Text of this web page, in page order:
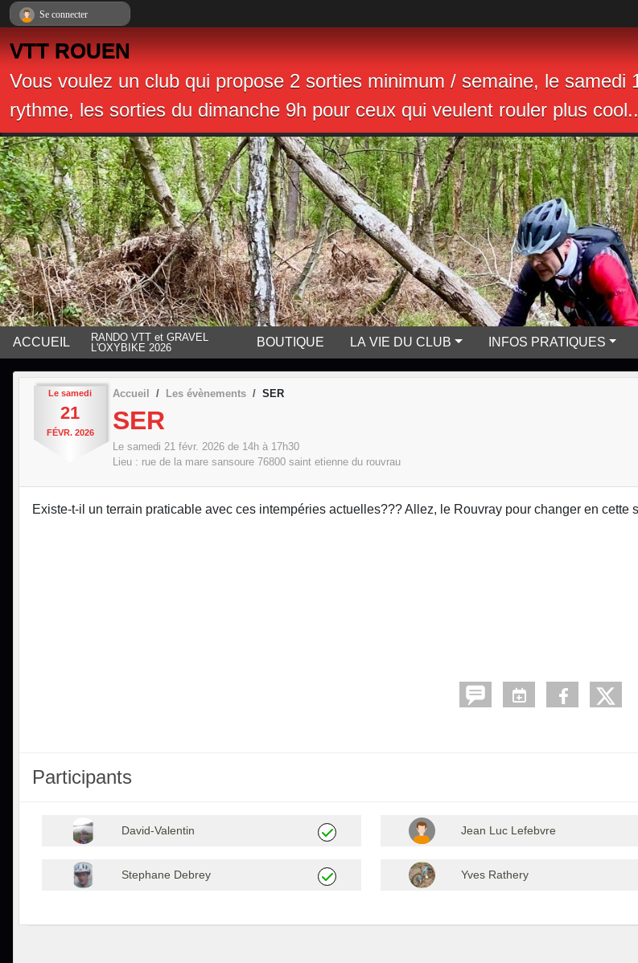
VTT ROUEN
Vous voulez un club qui propose 2 sorties minimum / semaine, le
rythme, les sorties du dimanche 9h pour ceux qui veulent rouler plus
ACCUEIL
RANDO VTT et GRAVEL
L'OXYBIKE 2026
BOUTIQUE LA VIE DU CLUB INFOS PRATIQUES
Le samedi
21
FÉVR. 2026
Accueil Les évènements SER
SER
Le samedi 21 févr. 2026 de 14h à 17h30
Lieu : rue de la mare sansoure 76800 saint etienne du rouvrau
Existe-t-il un terrain praticable avec ces intempéries actuelles??? Allez, le Rouvray pour changer en cette
Participants
David-Valentin Jean Luc Lefebvre
Stephane Debrey Yves Rathery
Se connecter
Panneau de gestion des cookies